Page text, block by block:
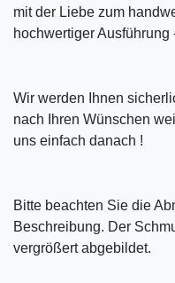
mit der Liebe zum
hochwertiger
Wir werden Ihnen
nach Ihren Wünschen
uns einfach danach !
Bitte beachten Sie die
Beschreibung. Der
vergrößert abgebildet.